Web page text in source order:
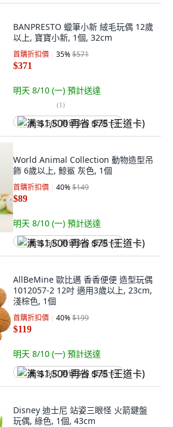
BANPRESTO 蠟筆小新 絨毛玩偶 12歲
以上, 寶寶小新, 1個, 32cm
首購折扣價 35%$571
$371
明天 8/10 (一) 預計送達
(1)
满 $1,500 再省 $75 (王道卡)
World Animal Collection 動物造型吊
飾 6歲以上, 鯨鯊 灰色, 1個
首購折扣價 40%$149
$89
明天 8/10 (一) 預計送達
满 $1,500 再省 $75 (王道卡)
AllBeMine 歐比邁 香香便便 造型玩偶
1012057-2 12吋 適用3歲以上, 23cm,
淺棕色, 1個
首購折扣價 40%$199
$119
明天 8/10 (一) 預計送達
满 $1,500 再省 $75 (王道卡)
Disney 迪士尼 站姿三眼怪 火箭鍵盤
玩偶, 綠色, 1個, 43cm